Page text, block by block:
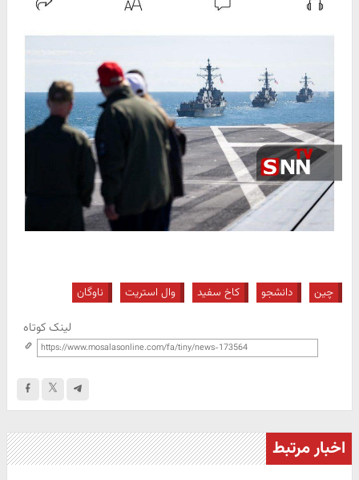
چین دانشجو کاخ سفید وال استریت ناوگان
لینک کوتاه
اخبار مرتبط